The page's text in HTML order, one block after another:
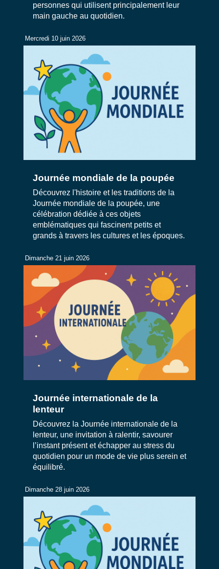
personnes qui utilisent principalement leur
main gauche au quotidien.
Mercredi 10 juin 2026
Journée mondiale de la poupée
Découvrez l'histoire et les traditions de la
Journée mondiale de la poupée, une
célébration dédiée à ces objets
emblématiques qui fascinent petits et
grands à travers les cultures et les époques.
Dimanche 21 juin 2026
Journée internationale de la
lenteur
Découvrez la Journée internationale de la
lenteur, une invitation à ralentir, savourer
l’instant présent et échapper au stress du
quotidien pour un mode de vie plus serein et
équilibré.
Dimanche 28 juin 2026